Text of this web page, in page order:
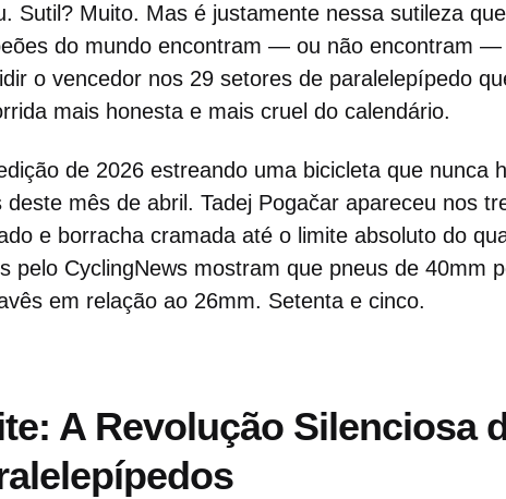
Sutil? Muito. Mas é justamente nessa sutileza que
do mundo encontram — ou não encontram —
o vencedor nos 29 setores de paralelepípedo
mais honesta e mais cruel do calendário.
de 2026 estreando uma bicicleta que nunca
mês de abril. Tadej Pogačar apareceu nos
e borracha cramada até o limite absoluto do
pelo CyclingNews mostram que pneus de 40mm
em relação ao 26mm. Setenta e cinco.
A Revolução Silenciosa